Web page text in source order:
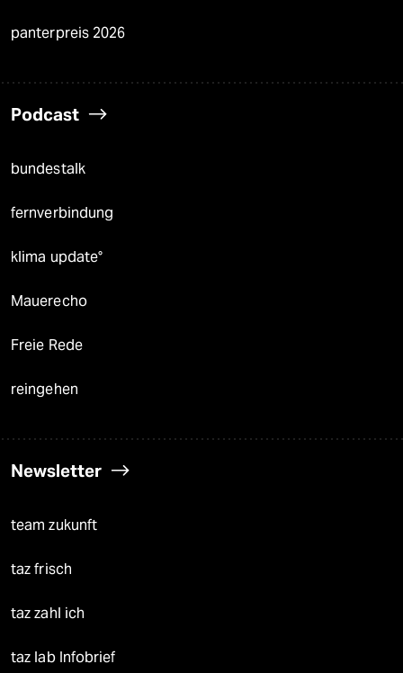
panterpreis 2026
Podcast
bundestalk
fernverbindung
klima update°
Mauerecho
Freie Rede
reingehen
Newsletter
team zukunft
taz frisch
taz zahl ich
taz lab Infobrief